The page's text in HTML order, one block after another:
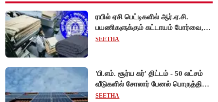
ரயில் ஏசி பெட்டிகளில் ஆர்.ஏ.சி.
பயணிகளுக்கும் கட்டாயம் போர்வை,
கம்பளி வழங்க உத்தரவு!
SEETHA
'பி.எம். சூர்ய கர்' திட்டம் - 50 லட்சம்
வீடுகளில் சோலார் பேனல் பொருத்தி
மத்திய அரசு சாதனை!
SEETHA